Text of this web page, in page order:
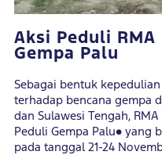
Aksi Peduli
Gempa Palu
Sebagai bentuk
terhadap bencana gempa
dan Sulawesi Tengah,
Peduli Gempa Palu� yang
pada tanggal 21-24